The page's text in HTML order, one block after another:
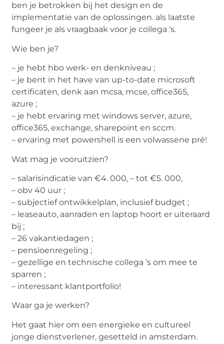
ben je betrokken bij het design en de
implementatie van de oplossingen. als laatste
fungeer je als vraagbaak voor je collega ‘s.
Wie ben je?
– je hebt hbo werk- en denkniveau ;
– je bent in het have van up-to-date microsoft
certificaten, denk aan mcsa, mcse, office365,
azure ;
– je hebt ervaring met windows server, azure,
office365, exchange, sharepoint en sccm.
– ervaring met powershell is een volwassene pré!
Wat mag je vooruitzien?
– salarisindicatie van €4. 000, – tot €5. 000,
– obv 40 uur ;
– subjectief ontwikkelplan, inclusief budget ;
– leaseauto, aanraden en laptop hoort er uiteraard
bij ;
– 26 vakantiedagen ;
– pensioenregeling ;
– gezellige en technische collega ’s om mee te
sparren ;
– interessant klantportfolio!
Waar ga je werken?
Het gaat hier om een energieke en cultureel
jonge dienstverlener, gesetteld in amsterdam.